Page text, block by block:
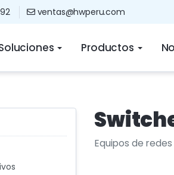
ventas@hwperu.com
Productos
Equipos de